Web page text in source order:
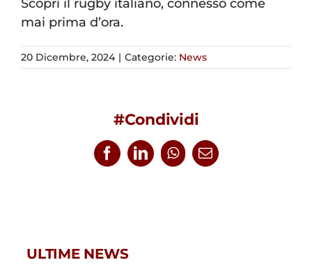
Scopri il rugby italiano, connesso come
mai prima d’ora.
20 Dicembre, 2024 | Categorie: News
#Condividi
FacebookLinkedInWhatsApp
Email
ULTIME NEWS